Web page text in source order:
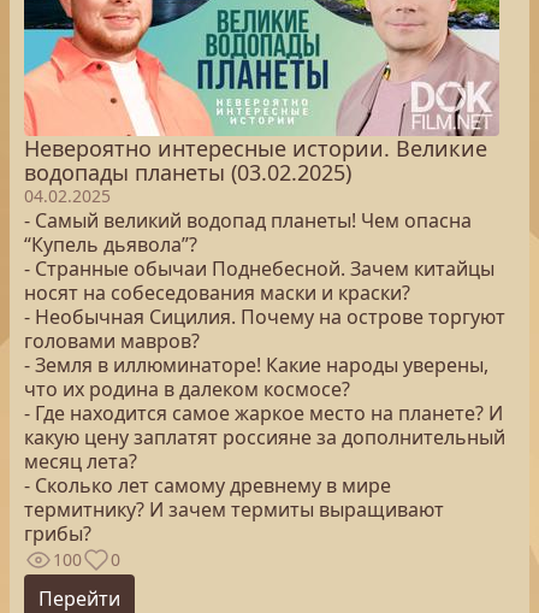
Невероятно интересные истории. Великие
водопады планеты (03.02.2025)
04.02.2025
- Самый великий водопад планеты! Чем опасна
“Купель дьявола”?
- Странные обычаи Поднебесной. Зачем китайцы
носят на собеседования маски и краски?
- Необычная Сицилия. Почему на острове торгуют
головами мавров?
- Земля в иллюминаторе! Какие народы уверены,
что их родина в далеком космосе?
- Где находится самое жаркое место на планете? И
какую цену заплатят россияне за дополнительный
месяц лета?
- Сколько лет самому древнему в мире
термитнику? И зачем термиты выращивают
грибы?
100 0
Перейти